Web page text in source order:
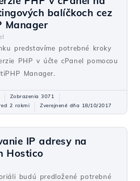
balíčkoch cez
Manager
predstavíme potrebné kroky
PHP v účte cPanel pomocou
Manager.
Zobrazenia 3071
2 rokmi
Zverejnené dňa 18/10/2017
IP adresy na
Hostico
budú predložené potrebné